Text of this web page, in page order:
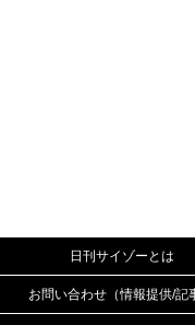
日刊サイゾーとは
お問い合わせ（情報提供/記